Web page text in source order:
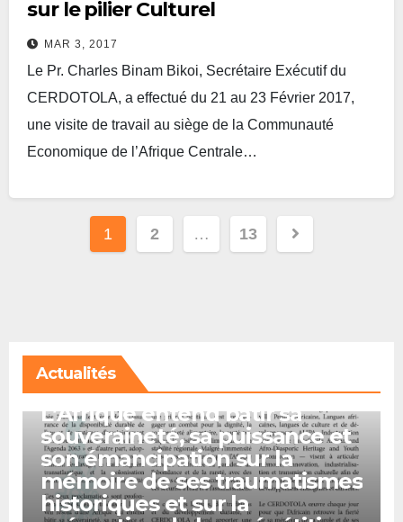
sur le pilier Culturel
MAR 3, 2017
Le Pr. Charles Binam Bikoi, Secrétaire Exécutif du
CERDOTOLA, a effectué du 21 au 23 Février 2017,
une visite de travail au siège de la Communauté
Economique de l’Afrique Centrale…
Posts
navigation
1 2 … 13
Actualités
L’Afrique entend bâtir sa
souveraineté, sa puissance et
son émancipation sur la
mémoire de ses traumatismes
historiques et sur la